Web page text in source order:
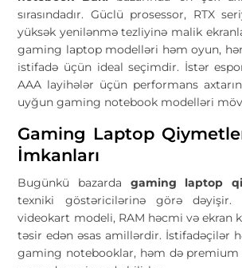
sırasındadır. Güclü prosessor, RTX
yüksək yenilənmə tezliyinə malik
gaming laptop modelləri həm oyun,
istifadə üçün ideal seçimdir. İstər
AAA layihələr üçün performans
uyğun gaming notebook modelləri
Gaming Laptop
İmkanları
Bugünkü bazarda gaming laptop
texniki göstəricilərinə görə dəyişir.
videokart modeli, RAM həcmi və ekran
təsir edən əsas amillərdir. İstifadəçilər
gaming notebooklar, həm də premium